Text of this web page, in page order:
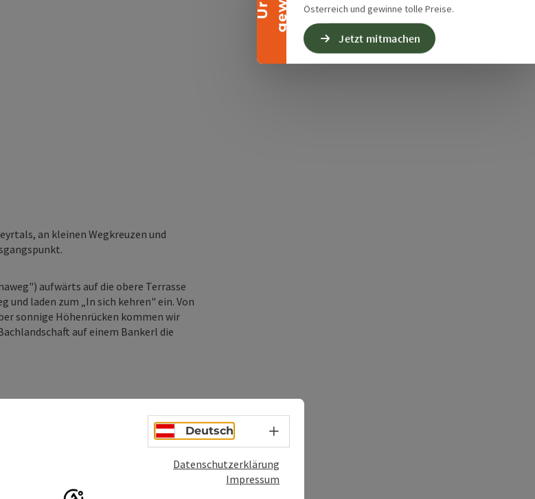
Österreich und gewinne tolle Preise.
Jetzt mitmachen
an kleinen Wegkreuzen und
aufwärts auf die obere Terrasse
und laden zum „In sich kehren" ein. Von
sonnige Höhenrücken kommen wir
auf einem Bankerl die
Deutsch Sprachwahl - Menü öffnen
Datenschutzerklärung
Impressum